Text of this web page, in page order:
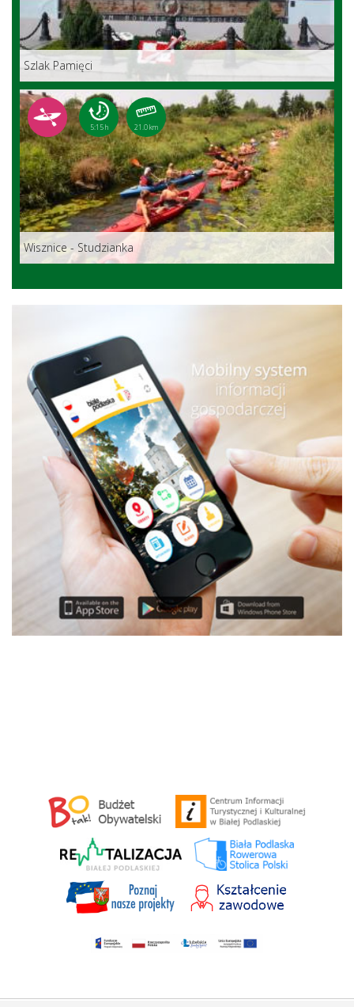
Szlak Pamięci
5:15 h 21.0 km
Wisznice - Studzianka